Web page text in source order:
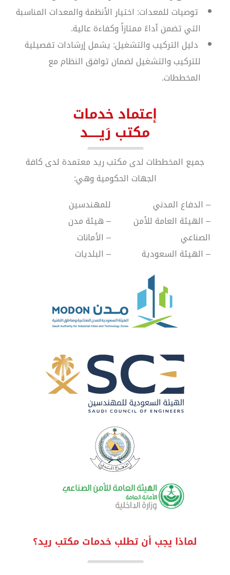
توصيات للمعدات: اختيار الأنظمة والمعدات المناسبة
التي تضمن أداءً ممتازاً وكفاءة عالية.
دليل التركيب والتشغيل: يشمل إرشادات تفصيلية
للتركيب والتشغيل لضمان توافق النظام مع
المخططات.
إعتماد خدمات
مكتب رَيــــــد
جميع المخططات لدى مكتب ريد معتمدة لدى كافة
الجهات الحكومية وهي:
– الدفاع المدني
الصناعي
للمهندسين
– هيئة مدن
– الأمانات
– البلديات
لماذا يجب أن تطلب خدمات مكتب ريد؟